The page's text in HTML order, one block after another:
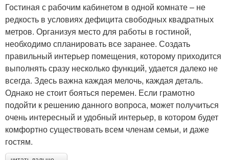
Гостиная с рабочим кабинетом в одной комнате – не
редкость в условиях дефицита свободных квадратных
метров. Организуя место для работы в гостиной,
необходимо спланировать все заранее. Создать
правильный интерьер помещения, которому приходится
выполнять сразу несколько функций, удается далеко не
всегда. Здесь важна каждая мелочь, каждая деталь.
Однако не стоит бояться перемен. Если грамотно
подойти к решению данного вопроса, может получиться
очень интересный и удобный интерьер, в котором будет
комфортно существовать всем членам семьи, и даже
гостям.